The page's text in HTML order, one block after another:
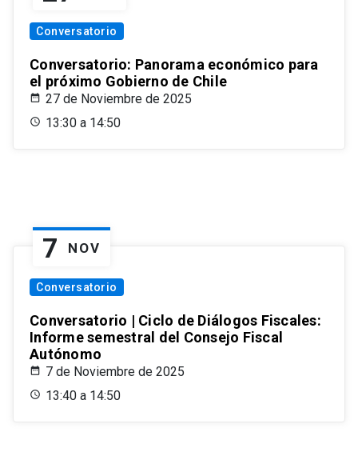
Conversatorio
Conversatorio: Panorama económico para
el próximo Gobierno de Chile
27 de Noviembre de 2025
13:30 a 14:50
7 NOV
Conversatorio
Conversatorio | Ciclo de Diálogos Fiscales:
Informe semestral del Consejo Fiscal
Autónomo
7 de Noviembre de 2025
13:40 a 14:50